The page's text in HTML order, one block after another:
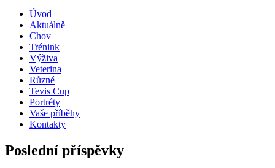
Úvod
Aktuálně
Chov
Trénink
Výživa
Veterina
Různé
Tevis Cup
Portréty
Vaše příběhy
Kontakty
Poslední příspěvky